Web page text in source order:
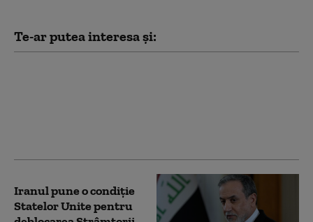
Te-ar putea interesa și:
Iranul pune o condiție
Statelor Unite pentru